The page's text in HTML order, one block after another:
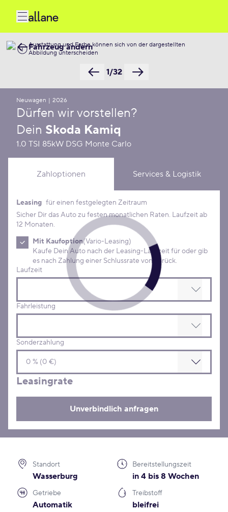
Ausstattung und Farbe können sich von der dargestellten
Abbildung unterscheiden
1/32
Fahrzeug ändern
Neuwagen | 2026
Dürfen wir vorstellen?
Dein Skoda Kamiq
1.0 TSI 85kW DSG Monte Carlo
Zahloptionen Services & Logistik
Leasing Konditionen
Leasing für einen festgelegten Zeitraum
Sicher Dir das Auto zu festen monatlichen Raten. Laufzeit ab
12 Monaten.
Mit Kaufoption(Vario-Leasing)
Kaufe Dein Auto nach der Leasing-Laufzeit für oder gib
es nach Zahlung einer Schlussrate von zurück.
Laufzeit
Fahrleistung
Sonderzahlung
Leasingrate
Unverbindlich anfragen
Standort
Wasserburg
Bereitstellungszeit
in 4 bis 8 Wochen
Getriebe
Automatik
Treibstoff
bleifrei